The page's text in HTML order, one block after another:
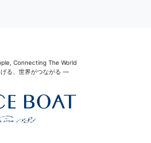
Connecting The World
る、世界がつながる ―